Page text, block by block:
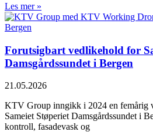
Les mer »
Forutsigbart vedlikehold for
Damsgårdssundet i Bergen
21.05.2026
KTV Group inngikk i 2024 en femårig
Sameiet Støperiet Damsgårdssundet i
kontroll, fasadevask og